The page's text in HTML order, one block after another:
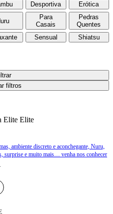
Desportiva
Erótica
Para
Casais
Pedras
Quentes
Sensual
Shiatsu
filtros
Elite
ambiente discreto e aconchegante, Nuru,
surprise e muito mais… venha nos conhecer